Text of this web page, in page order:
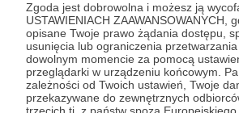
Zgoda jest dobrowolna i możesz ją
USTAWIENIACH ZAAWANSOWANYCH,
opisane Twoje prawo żądania dostępu,
usunięcia lub ograniczenia
dowolnym momencie za pomocą
przeglądarki w urządzeniu końcowym.
zależności od Twoich ustawień, Twoje
przekazywane do zewnętrznych
Kategorie
O Patronite
Dodatkowe produkty
Pomoc